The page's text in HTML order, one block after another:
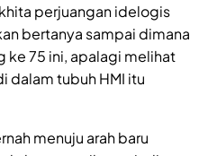
perjuangan idelogis
bertanya sampai dimana
ke 75 ini, apalagi melihat
dalam tubuh HMI itu
menuju arah baru